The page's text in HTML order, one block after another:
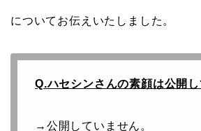
についてお伝えいたしました。
Q.ハセシンさんの素顔は公開
→公開していません。